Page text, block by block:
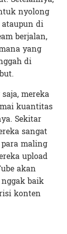
nyolong
di
berjalan,
yang
di
mereka
kuantitas
Sekitar
sangat
maling
upload
akan
baik
konten